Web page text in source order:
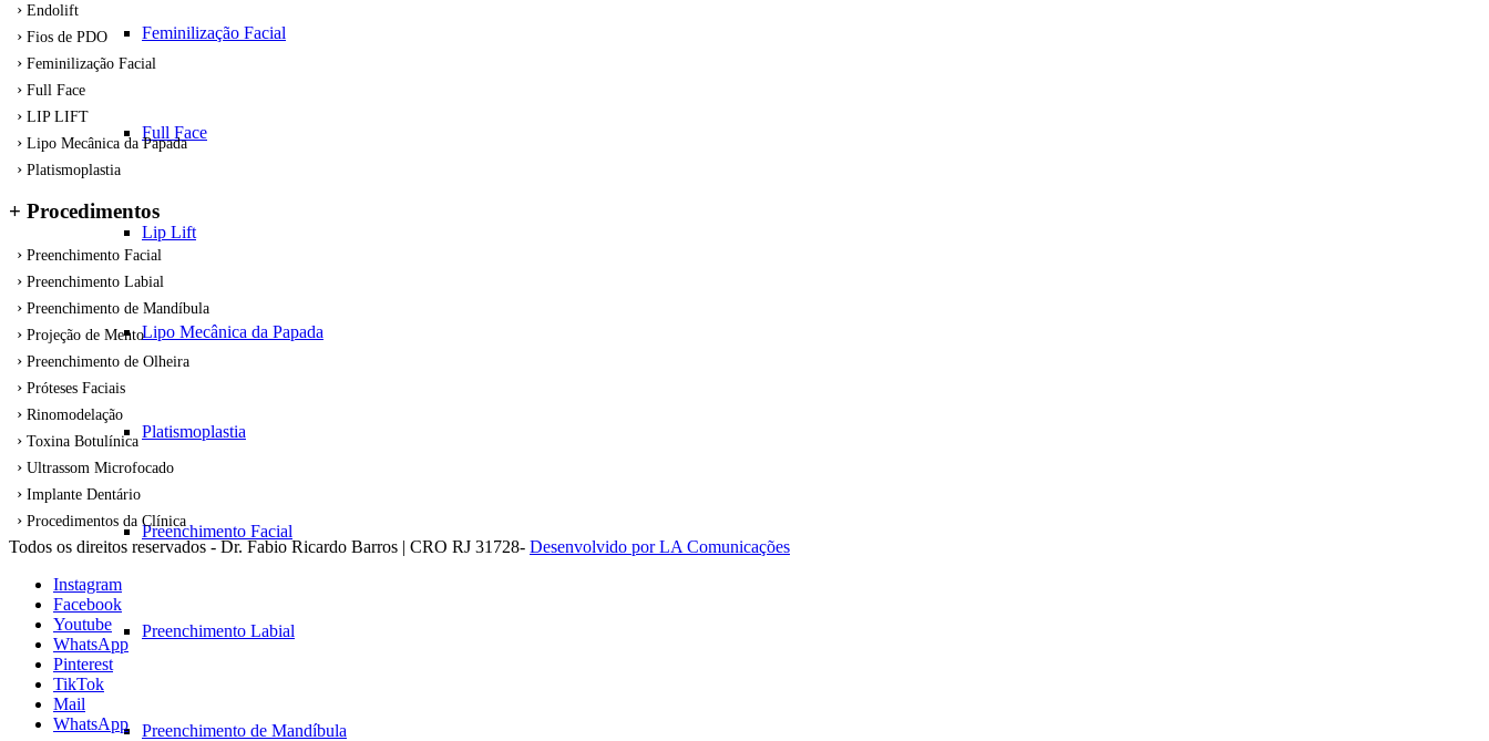
Feminilização Facial
Full Face
Lip Lift
Lipo Mecânica da Papada
Platismoplastia
Preenchimento Facial
Preenchimento Labial
Preenchimento de Mandíbula
Endolift
Fios de PDO
Feminilização Facial
Full Face
LIP LIFT
Lipo Mecânica da Papada
Platismoplastia
+ Procedimentos
Preenchimento Facial
Preenchimento Labial
Preenchimento de Mandíbula
Projeção de Mento
Preenchimento de Olheira
Próteses Faciais
Rinomodelação
Toxina Botulínica
Ultrassom Microfocado
Implante Dentário
Procedimentos da Clínica
Todos os direitos reservados - Dr. Fabio Ricardo Barros | CRO RJ 31728- Desenvolvido por LA Comunicações
Instagram
Facebook
Youtube
WhatsApp
Pinterest
TikTok
Mail
WhatsApp